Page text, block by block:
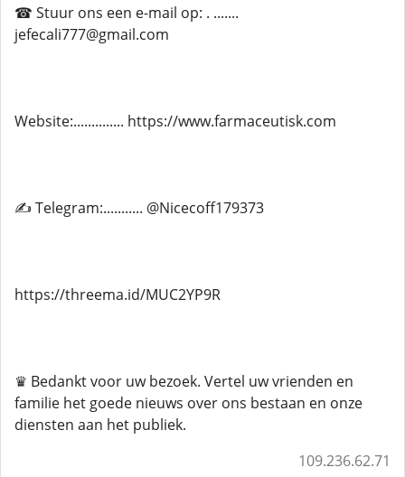
☎ Stuur ons een e-mail op: . .......
jefecali777@gmail.com
Website:.............. https://www.farmaceutisk.com
✍ Telegram:........... @Nicecoff179373
https://threema.id/MUC2YP9R
♛ Bedankt voor uw bezoek. Vertel uw vrienden en
familie het goede nieuws over ons bestaan ​​en onze
diensten aan het publiek.
109.236.62.71